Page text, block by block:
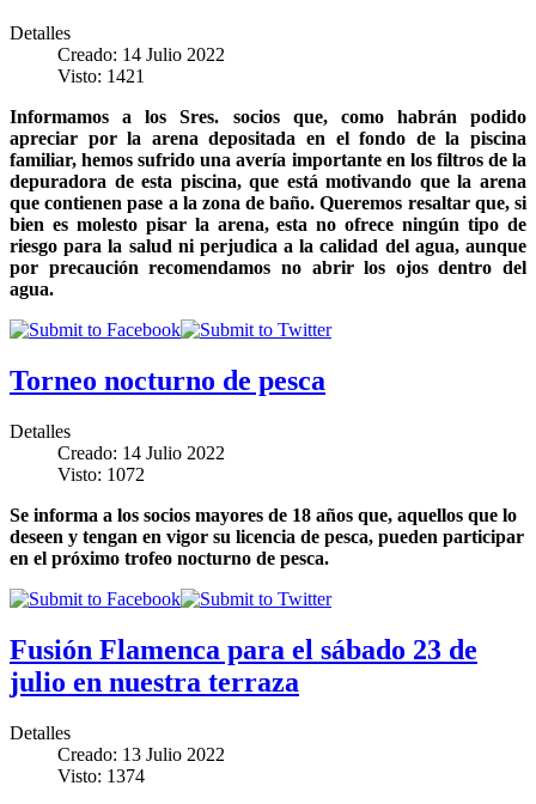
Detalles
Creado: 14 Julio 2022
Visto: 1421
Informamos a los Sres. socios que, como habrán podido
apreciar por la arena depositada en el fondo de la piscina
familiar, hemos sufrido una avería importante en los filtros de la
depuradora de esta piscina, que está motivando que la arena
que contienen pase a la zona de baño. Queremos resaltar que, si
bien es molesto pisar la arena, esta no ofrece ningún tipo de
riesgo para la salud ni perjudica a la calidad del agua, aunque
por precaución recomendamos no abrir los ojos dentro del
agua.
Torneo nocturno de pesca
Detalles
Creado: 14 Julio 2022
Visto: 1072
Se informa a los socios mayores de 18 años que, aquellos que lo
deseen y tengan en vigor su licencia de pesca, pueden participar
en el próximo trofeo nocturno de pesca.
Fusión Flamenca para el sábado 23 de
julio en nuestra terraza
Detalles
Creado: 13 Julio 2022
Visto: 1374